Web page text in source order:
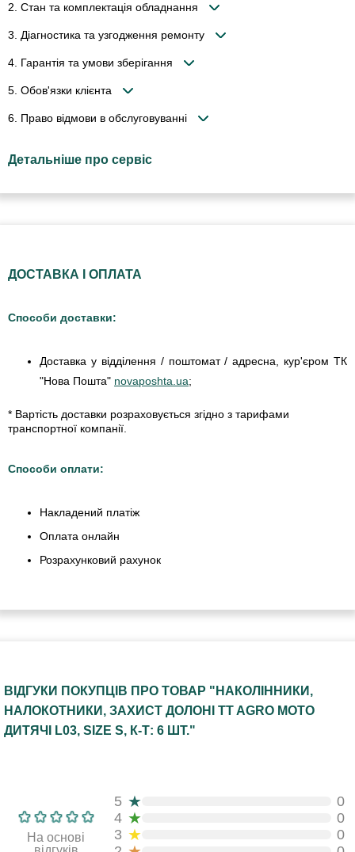
2. Стан та комплектація обладнання
3. Діагностика та узгодження ремонту
4. Гарантія та умови зберігання
5. Обов'язки клієнта
6. Право відмови в обслуговуванні
Детальніше про сервіс
ДОСТАВКА І ОПЛАТА
Способи доставки:
Доставка у відділення / поштомат / адресна, кур'єром ТК
"Нова Пошта" novaposhta.ua;
* Вартість доставки розраховується згідно з тарифами
транспортної компанії.
Способи оплати:
Накладений платіж
Оплата онлайн
Розрахунковий рахунок
ВІДГУКИ ПОКУПЦІВ ПРО ТОВАР "НАКОЛІННИКИ,
НАЛОКОТНИКИ, ЗАХИСТ ДОЛОНІ TT AGRO MOTO
ДИТЯЧІ L03, SIZE S, К-Т: 6 ШТ."
На основі
5 ★
0
4 ★
0
3 ★
0